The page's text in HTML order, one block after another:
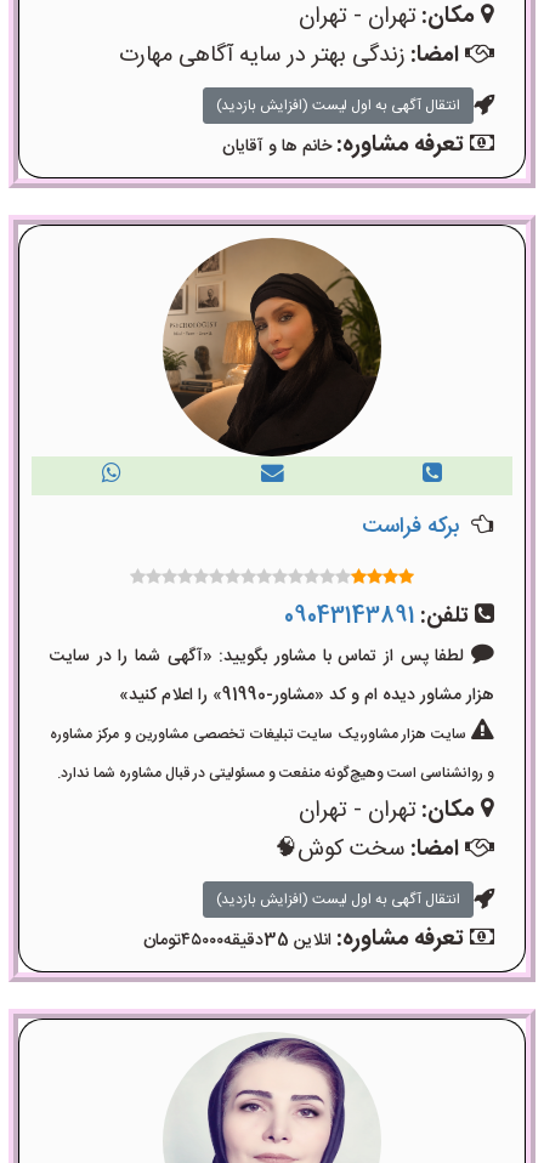
مکان:تهران - تهران
امضا: زندگی بهتر در سایه آگاهی مهارت
انتقال آگهی به اول لیست (افزایش بازدید)
تعرفه مشاوره:خانم ها و آقایان
برکه فراست
تلفن: 09043143891
لطفا پس از تماس با مشاور بگویید: «آگهی شما را در سایت
هزار مشاور دیده ام و کد «مشاور-91990» را اعلام کنید»
سایت هزار مشاور،یک سایت تبلیغات تخصصی مشاورین و مرکز مشاوره
و روانشناسی است وهیچ‌گونه منفعت و مسئولیتی در قبال مشاوره شما ندارد.
مکان:تهران - تهران
امضا: سخت کوش🧠
انتقال آگهی به اول لیست (افزایش بازدید)
تعرفه مشاوره: انلاین 35دقیقه۴۵۰۰۰تومان